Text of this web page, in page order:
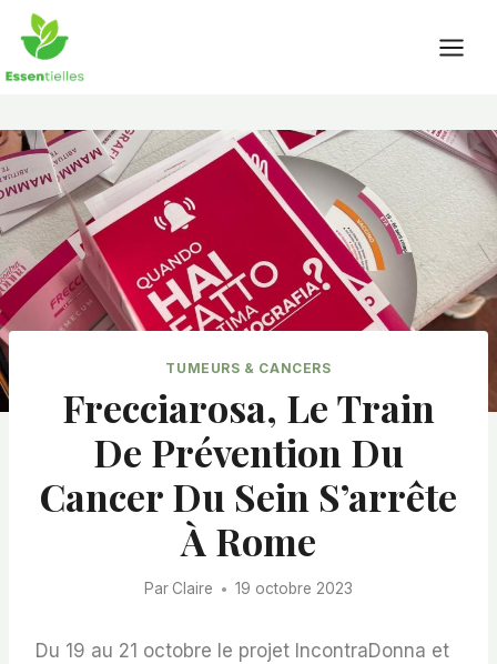
Skip
content
TUMEURS & CANCERS
Frecciarosa, Le Train
De Prévention Du
Cancer Du Sein S’arrête
À Rome
Par Claire 19 octobre 2023
Du 19 au 21 octobre le projet IncontraDonna et